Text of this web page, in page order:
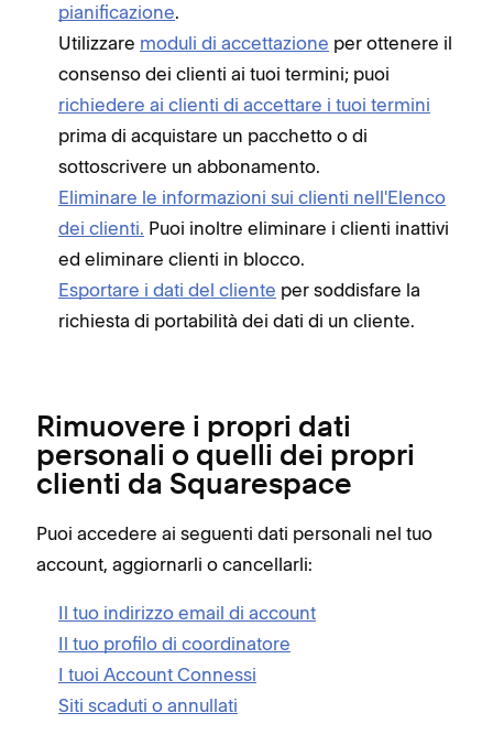
pianificazione.
Utilizzare moduli di accettazione per ottenere il
consenso dei clienti ai tuoi termini; puoi
richiedere ai clienti di accettare i tuoi termini
prima di acquistare un pacchetto o di
sottoscrivere un abbonamento.
Eliminare le informazioni sui clienti nell'Elenco
dei clienti. Puoi inoltre eliminare i clienti inattivi
ed eliminare clienti in blocco.
Esportare i dati del cliente per soddisfare la
richiesta di portabilità dei dati di un cliente.
Rimuovere i propri dati
personali o quelli dei propri
clienti da Squarespace
Puoi accedere ai seguenti dati personali nel tuo
account, aggiornarli o cancellarli:
Il tuo indirizzo email di account
Il tuo profilo di coordinatore
I tuoi Account Connessi
Siti scaduti o annullati